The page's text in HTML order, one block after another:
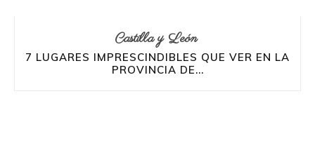
Castilla y León
7 LUGARES IMPRESCINDIBLES QUE VER EN LA
PROVINCIA DE...